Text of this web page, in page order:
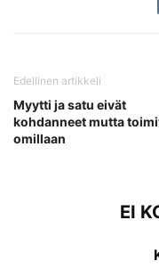
Edellinen artikkeli
Myytti ja satu eivät
kohdanneet mutta
omillaan
EI